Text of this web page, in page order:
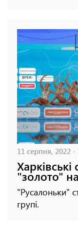
11 серпня, 2022 -
"золото"
"Русалоньки"
групі.